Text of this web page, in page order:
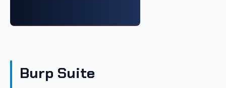
Burp Suite